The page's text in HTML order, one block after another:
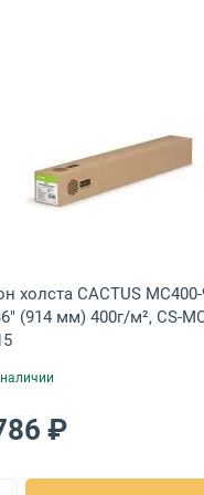
м², CS-MC340-91415
CACTUS MC340-106715
Открыть
холста CACTUS
(914 мм) 400г/м², CS-
₽